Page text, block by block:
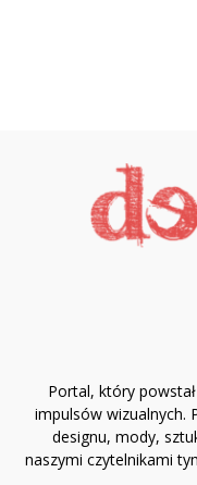
Portal, który
impulsów wizualnych.
designu, mody,
naszymi czytelnikami